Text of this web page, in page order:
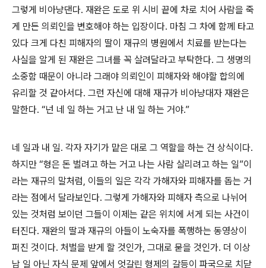
그렇게 비아냥댄다. 재완은 도로 위 시비 끝에 차로 치어 사람을 죽
게 만든 의뢰인을 변호해야 하는 입장이다. 마침 그 차에 함께 타고
있다 크게 다친 피해자의 딸이 재규의 병원에서 치료를 받는다는
사실을 알게 된 재완은 그녀를 꼭 살려달라고 부탁한다. 그 생명의
소중함 때문이 아니라 그래야 의뢰인이 피해자와 해야할 합의에
유리할 것 같아서다. 그런 자신에 대해 재규가 비아냥대자 재완은
말한다. “넌 네 일 하는 거고 난 내 일 하는 거야.”
네 일과 내 일. 각자 자기가 맡은 대로 그 역할을 하는 건 상식이다.
하지만 “형은 돈 벌려고 하는 거고 나는 사람 살리려고 하는 일”이
라는 재규의 말처럼, 이들의 일은 각각 가해자와 피해자를 돕는 거
라는 점에서 달라보인다. 그렇게 가해자와 피해자 측으로 나뉘어
있는 것처럼 보이던 그들이 이제는 같은 위치에 서게 되는 사건이
터진다. 재완의 딸과 재규의 아들이 노숙자를 폭행하는 동영상이
퍼진 것이다. 처벌을 받게 할 것인가, 그대로 묻을 것인가. 더 이상
남 일 아닌 자식 문제 앞에서 엇갈린 형제의 갈등이 파국으로 치닫